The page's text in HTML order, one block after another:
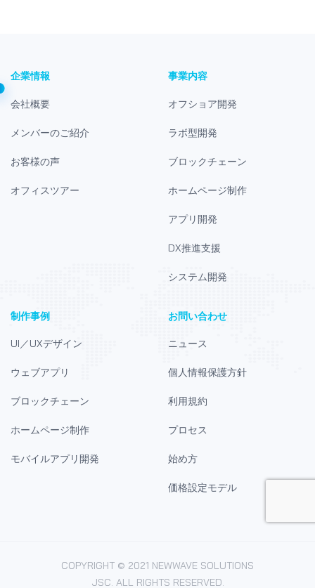
企業情報
会社概要
メンバーのご紹介
お客様の声
オフィスツアー
事業内容
オフショア開発
ラボ型開発
ブロックチェーン
ホームページ制作
アプリ開発
DX推進支援
システム開発
制作事例
UI／UXデザイン
ウェブアプリ
ブロックチェーン
ホームページ制作
モバイルアプリ開発
お問い合わせ
ニュース
個人情報保護方針
利用規約
プロセス
始め方
価格設定モデル
COPYRIGHT © 2021 NEWWAVE SOLUTIONS
JSC. ALL RIGHTS RESERVED.